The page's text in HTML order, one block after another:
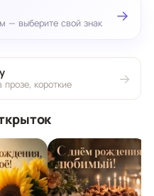
— выберите свой знак →
короткие →